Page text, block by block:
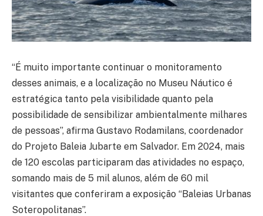
“É muito importante continuar o monitoramento
desses animais, e a localização no Museu Náutico é
estratégica tanto pela visibilidade quanto pela
possibilidade de sensibilizar ambientalmente milhares
de pessoas”, afirma Gustavo Rodamilans, coordenador
do Projeto Baleia Jubarte em Salvador. Em 2024, mais
de 120 escolas participaram das atividades no espaço,
somando mais de 5 mil alunos, além de 60 mil
visitantes que conferiram a exposição “Baleias Urbanas
Soteropolitanas”.